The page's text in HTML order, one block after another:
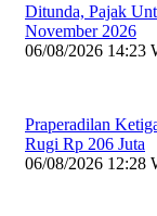
Ditunda, Pajak
November 2026
06/08/2026 14:23
Praperadilan
Rugi Rp 206 Juta
06/08/2026 12:28